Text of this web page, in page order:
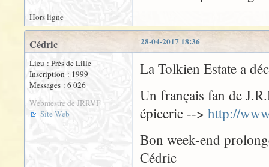
Hors ligne
28-04-2017 18:36
Cédric
Lieu : Près de Lille
Inscription : 1999
Messages : 6 026
Webmestre de JRRVF
Site Web
La Tolkien Estate a
Un français fan de
épicerie --> http://
Bon week-end
Cédric